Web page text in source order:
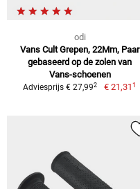
odi
Vans Cult Grepen, 22Mm, Paar
gebaseerd op de zolen van
Vans-schoenen
Adviesprijs € 27,992 € 21,311